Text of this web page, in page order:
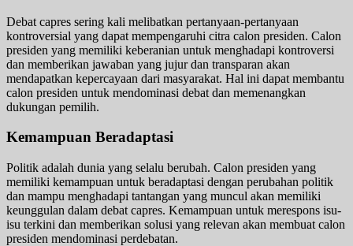
Debat capres sering kali melibatkan pertanyaan-pertanyaan
kontroversial yang dapat mempengaruhi citra calon presiden. Calon
presiden yang memiliki keberanian untuk menghadapi kontroversi
dan memberikan jawaban yang jujur dan transparan akan
mendapatkan kepercayaan dari masyarakat. Hal ini dapat membantu
calon presiden untuk mendominasi debat dan memenangkan
dukungan pemilih.
Kemampuan Beradaptasi
Politik adalah dunia yang selalu berubah. Calon presiden yang
memiliki kemampuan untuk beradaptasi dengan perubahan politik
dan mampu menghadapi tantangan yang muncul akan memiliki
keunggulan dalam debat capres. Kemampuan untuk merespons isu-
isu terkini dan memberikan solusi yang relevan akan membuat calon
presiden mendominasi perdebatan.